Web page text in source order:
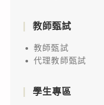
教師甄試
教師甄試
代理教師甄試
學生專區